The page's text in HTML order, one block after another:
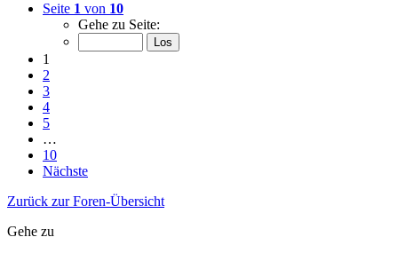
Seite 1 von 10
Gehe zu Seite:
1
2
3
4
5
…
10
Nächste
Zurück zur Foren-Übersicht
Gehe zu